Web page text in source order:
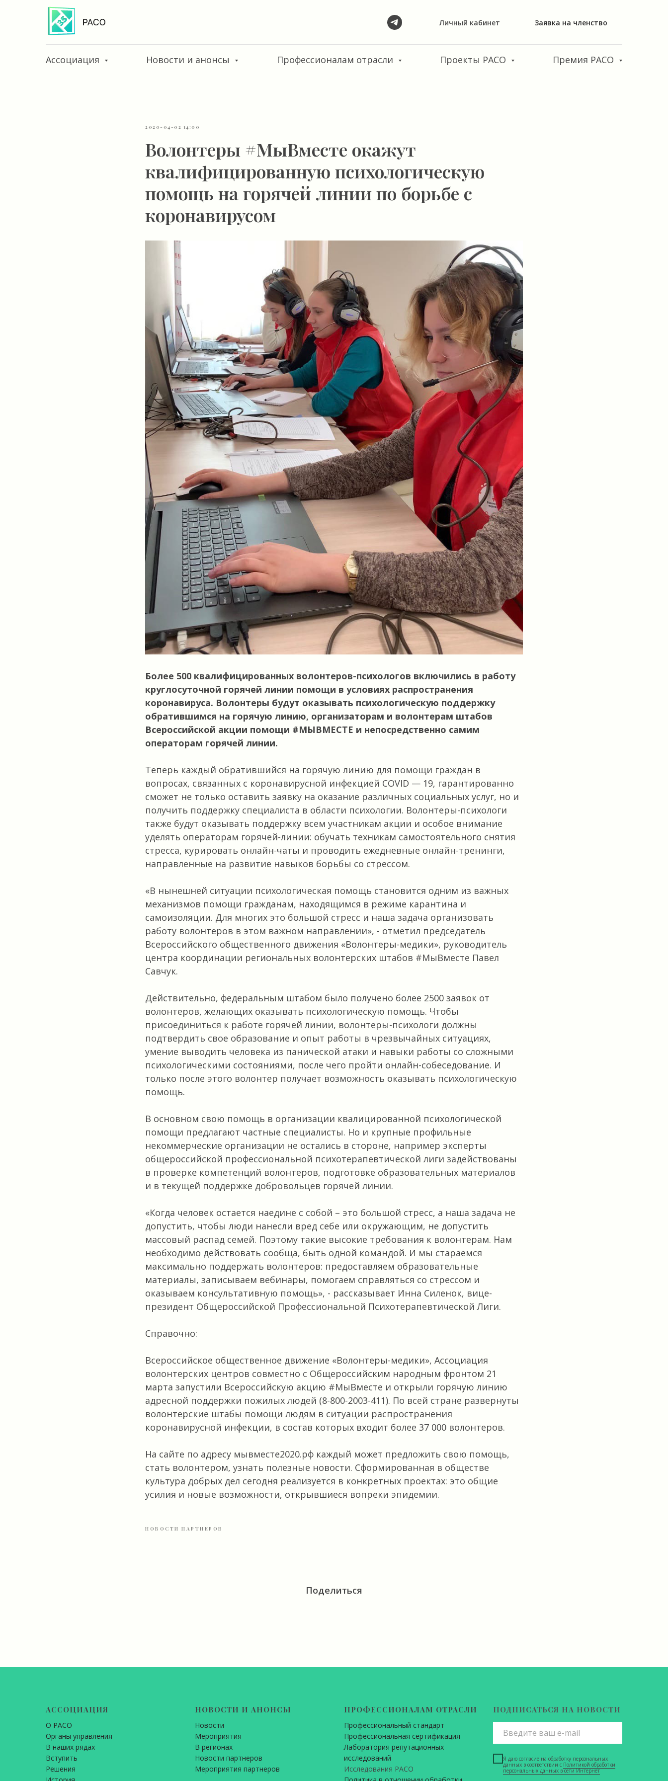
Личный кабинет Заявка на членство
Ассоциация Новости и анонсы Профессионалам отрасли Проекты РАСО Премия РАСО
2020-04-02 14:00
Волонтеры #МыВместе окажут
квалифицированную психологическую
помощь на горячей линии по борьбе с
коронавирусом
Более 500 квалифицированных волонтеров-психологов включились в работу
круглосуточной горячей линии помощи в условиях распространения
коронавируса. Волонтеры будут оказывать психологическую поддержку
обратившимся на горячую линию, организаторам и волонтерам штабов
Всероссийской акции помощи #МЫВМЕСТЕ и непосредственно самим
операторам горячей линии.
Теперь каждый обратившийся на горячую линию для помощи граждан в
вопросах, связанных с коронавирусной инфекцией COVID — 19, гарантированно
сможет не только оставить заявку на оказание различных социальных услуг, но и
получить поддержку специалиста в области психологии. Волонтеры-психологи
также будут оказывать поддержку всем участникам акции и особое внимание
уделять операторам горячей-линии: обучать техникам самостоятельного снятия
стресса, курировать онлайн-чаты и проводить ежедневные онлайн-тренинги,
направленные на развитие навыков борьбы со стрессом.
«В нынешней ситуации психологическая помощь становится одним из важных
механизмов помощи гражданам, находящимся в режиме карантина и
самоизоляции. Для многих это большой стресс и наша задача организовать
работу волонтеров в этом важном направлении», - отметил председатель
Всероссийского общественного движения «Волонтеры-медики», руководитель
центра координации региональных волонтерских штабов #МыВместе Павел
Савчук.
Действительно, федеральным штабом было получено более 2500 заявок от
волонтеров, желающих оказывать психологическую помощь. Чтобы
присоединиться к работе горячей линии, волонтеры-психологи должны
подтвердить свое образование и опыт работы в чрезвычайных ситуациях,
умение выводить человека из панической атаки и навыки работы со сложными
психологическими состояниями, после чего пройти онлайн-собеседование. И
только после этого волонтер получает возможность оказывать психологическую
помощь.
В основном свою помощь в организации квалицированной психологической
помощи предлагают частные специалисты. Но и крупные профильные
некоммерческие организации не остались в стороне, например эксперты
общероссийской профессиональной психотерапевтической лиги задействованы
в проверке компетенций волонтеров, подготовке образовательных материалов
и в текущей поддержке добровольцев горячей линии.
«Когда человек остается наедине с собой – это большой стресс, а наша задача не
допустить, чтобы люди нанесли вред себе или окружающим, не допустить
массовый распад семей. Поэтому такие высокие требования к волонтерам. Нам
необходимо действовать сообща, быть одной командой. И мы стараемся
максимально поддержать волонтеров: предоставляем образовательные
материалы, записываем вебинары, помогаем справляться со стрессом и
оказываем консультативную помощь», - рассказывает Инна Силенок, вице-
президент Общероссийской Профессиональной Психотерапевтической Лиги.
Справочно:
Всероссийское общественное движение «Волонтеры-медики», Ассоциация
волонтерских центров совместно с Общероссийским народным фронтом 21
марта запустили Всероссийскую акцию #МыВместе и открыли горячую линию
адресной поддержки пожилых людей (8-800-2003-411). По всей стране развернуты
волонтерские штабы помощи людям в ситуации распространения
коронавирусной инфекции, в состав которых входит более 37 000 волонтеров.
На сайте по адресу мывместе2020.рф каждый может предложить свою помощь,
стать волонтером, узнать полезные новости. Сформированная в обществе
культура добрых дел сегодня реализуется в конкретных проектах: это общие
усилия и новые возможности, открывшиеся вопреки эпидемии.
НОВОСТИ ПАРТНЕРОВ
Поделиться
АССОЦИАЦИЯ
О РАСО
Органы управления
В наших рядах
Вступить
Решения
НОВОСТИ И АНОНСЫ
Новости
Мероприятия
В регионах
Новости партнеров
Мероприятия партнеров
ПРОФЕССИОНАЛАМ ОТРАСЛИ
Профессиональный стандарт
Профессиональная сертификация
Лаборатория репутационных
исследований
Исследования РАСО
Я даю согласие на обработку персональных
данных в соответствии с Политикой обработки
персональных данных в сети Интернет
ПОДПИСАТЬСЯ НА НОВОСТИ